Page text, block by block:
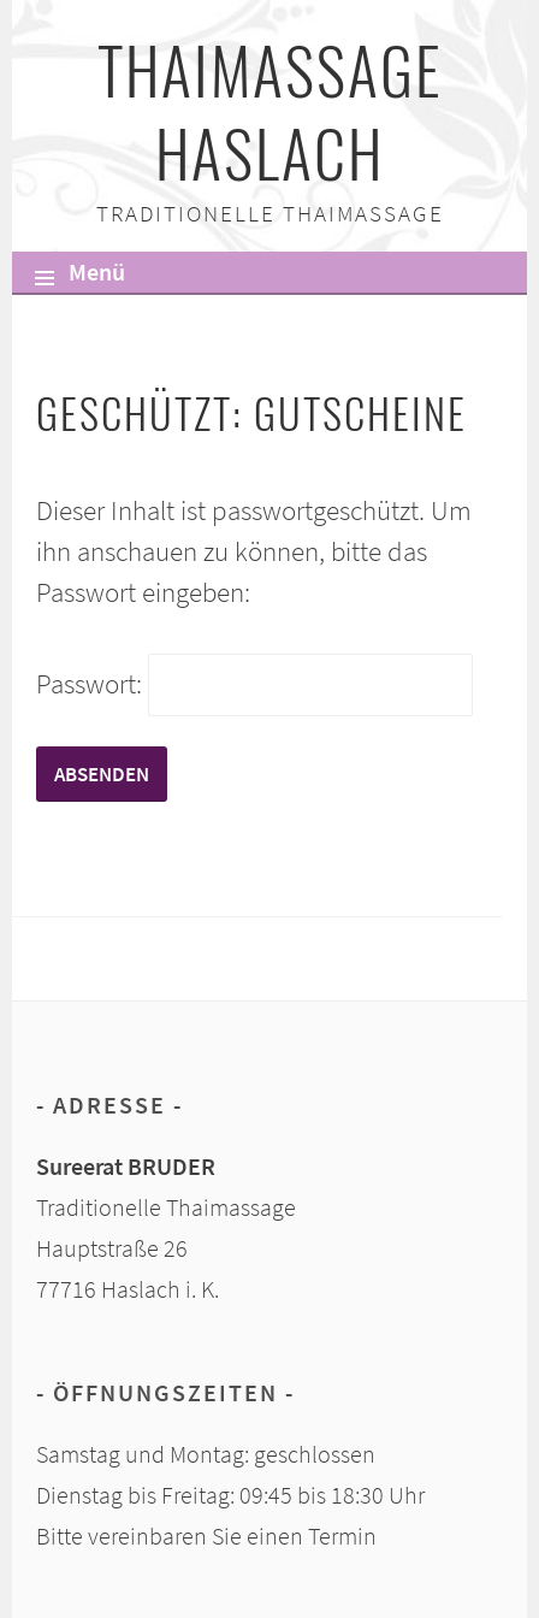
THAIMASSAGE
HASLACH
TRADITIONELLE THAIMASSAGE
Menü
GESCHÜTZT: GUTSCHEINE
Dieser Inhalt ist passwortgeschützt. Um
ihn anschauen zu können, bitte das
Passwort eingeben:
Passwort:
ADRESSE
Sureerat BRUDER
Traditionelle Thaimassage
Hauptstraße 26
77716 Haslach i. K.
ÖFFNUNGSZEITEN
Samstag und Montag: geschlossen
Dienstag bis Freitag: 09:45 bis 18:30 Uhr
Bitte vereinbaren Sie einen Termin